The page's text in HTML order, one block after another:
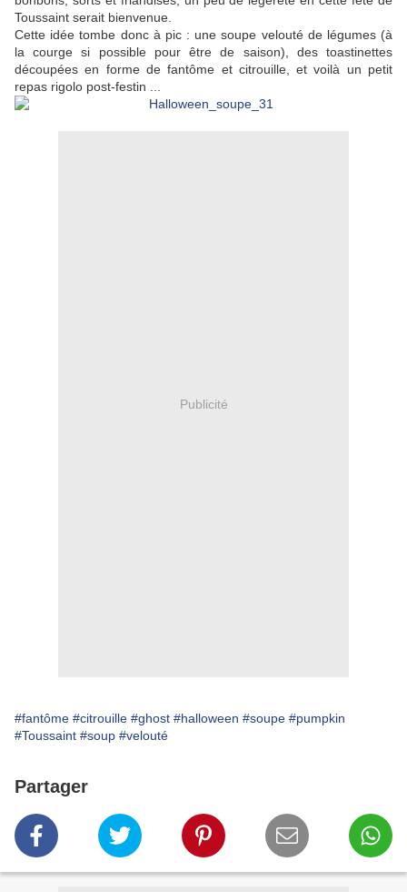
Toussaint serait bienvenue.
Cette idée tombe donc à pic : une soupe velouté de légumes (à
la courge si possible pour être de saison), des toastinettes
découpées en forme de fantôme et citrouille, et voilà un petit
repas rigolo post-festin ...
Publicité
#fantôme #citrouille #ghost #halloween #soupe #pumpkin
#Toussaint #soup #velouté
Partager